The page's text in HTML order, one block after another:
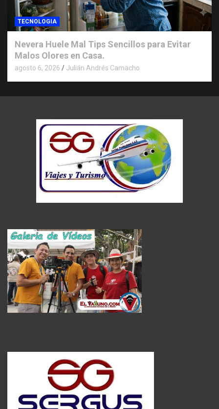
TECNOLOGIA
Nevera Huele Mal Tips Sencillos para Evitar
Malos Olores en Casa.
agosto 6, 2026 Julián Andrés Camacho